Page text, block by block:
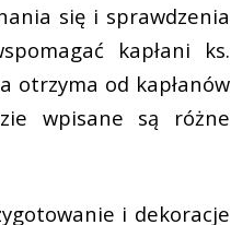
się i sprawdzenia
kapłani ks.
otrzyma od kapłanów
wpisane są różne
i dekoracje